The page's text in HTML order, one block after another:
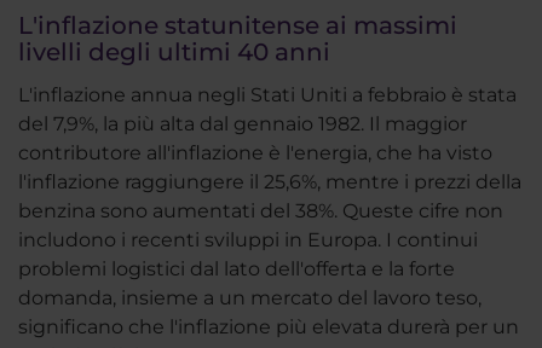
L'inflazione statunitense ai massimi
livelli degli ultimi 40 anni
L'inflazione annua negli Stati Uniti a febbraio è stata
del 7,9%, la più alta dal gennaio 1982. Il maggior
contributore all'inflazione è l'energia, che ha visto
l'inflazione raggiungere il 25,6%, mentre i prezzi della
benzina sono aumentati del 38%. Queste cifre non
includono i recenti sviluppi in Europa. I continui
problemi logistici dal lato dell'offerta e la forte
domanda, insieme a un mercato del lavoro teso,
significano che l'inflazione più elevata durerà per un